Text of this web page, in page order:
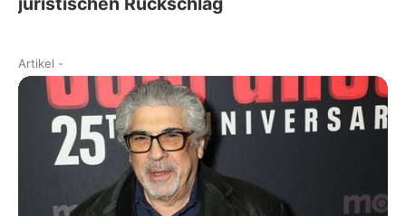
Artikel -